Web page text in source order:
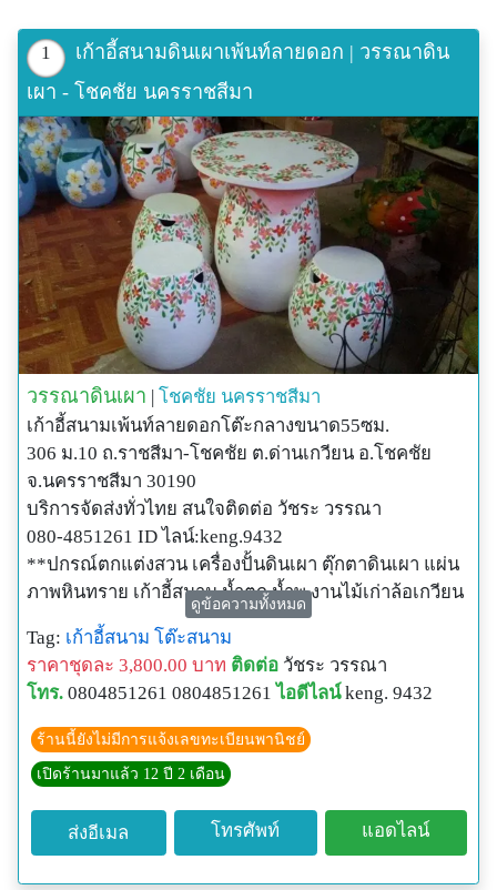
1
เก้าอี้สนามดินเผาเพ้นท์ลายดอก | วรรณาดิน
เผา - โชคชัย นครราชสีมา
วรรณาดินเผา โชคชัย นครราชสีมา
เก้าอี้สนามเพ้นท์ลายดอกโต๊ะกลางขนาด55ซม.
306 ม.10 ถ.ราชสีมา-โชคชัย ต.ด่านเกวียน อ.โชคชัย
จ.นครราชสีมา 30190
บริการจัดส่งทั่วไทย สนใจติดต่อ วัชระ วรรณา
080-4851261 ID ไลน์:keng.9432
**ปกรณ์ตกแต่งสวน เครื่องปั้นดินเผา ตุ๊กตาดินเผา แผ่น
ภาพหินทราย เก้าอี้สนาม น้ำตก น้ำพุ งานไม้เก่าล้อเกวียน
น้ำล้น อ่าง กระถาง แจกัน โคมไฟ แผ่นพื้นทางเดิน รับปั้น
งานปูนสดรูปเหมือนพระ พญานาค,องค์เทพต่างๆโดยช่าง
มืออาชีพ***
ดูข้อความทั้งหมด
Tag: เก้าอี้สนาม โต๊ะสนาม
ราคาชุดละ 3,800.00 บาท ติดต่อ วัชระ วรรณา
โทร. 0804851261 0804851261 ไอดีไลน์ keng. 9432
ร้านนี้ยังไม่มีการแจ้งเลขทะเบียนพานิชย์
เปิดร้านมาแล้ว 12 ปี 2 เดือน
ส่งอีเมล โทรศัพท์ แอดไลน์